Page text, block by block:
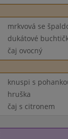
mrkvová se
dukátové
čaj ovocný
knuspi s
hruška
čaj s citronem